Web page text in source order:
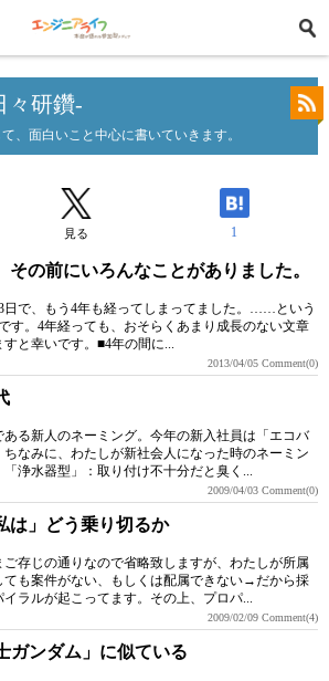
々研鑽-
、面白いこと中心に書いていきます。
見る 1
その前にいろんなことがありました。
日で、もう4年も経ってしまってました。……という
す。4年経っても、おそらくあまり成長のない文章
と幸いです。■4年の間に...
2013/04/05 Comment(0)
る新人のネーミング。今年の新入社員は「エコバ
なみに、わたしが新社会人になった時のネーミン
浄水器型」：取り付け不十分だと臭く...
2009/04/03 Comment(0)
は」どう乗り切るか
存じの通りなので省略致しますが、わたしが所属
ても案件がない、もしくは配属できない→だから採
ラルが起こってます。その上、プロパ...
2009/02/09 Comment(4)
ガンダム」に似ている